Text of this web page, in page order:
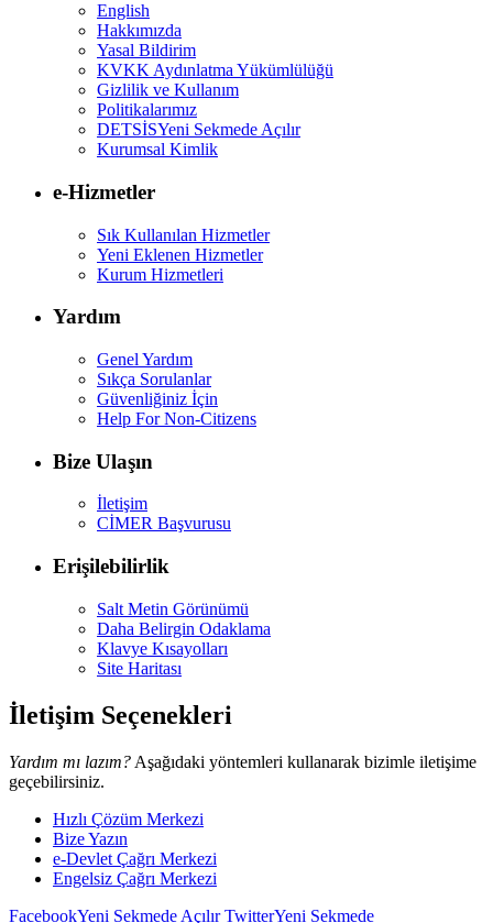
English
Hakkımızda
Yasal Bildirim
KVKK Aydınlatma Yükümlülüğü
Gizlilik ve Kullanım
Politikalarımız
DETSİSYeni Sekmede Açılır
Kurumsal Kimlik
e-Hizmetler
Sık Kullanılan Hizmetler
Yeni Eklenen Hizmetler
Kurum Hizmetleri
Yardım
Genel Yardım
Sıkça Sorulanlar
Güvenliğiniz İçin
Help For Non-Citizens
Bize Ulaşın
İletişim
CİMER Başvurusu
Erişilebilirlik
Salt Metin Görünümü
Daha Belirgin Odaklama
Klavye Kısayolları
Site Haritası
İletişim Seçenekleri
Yardım mı lazım? Aşağıdaki yöntemleri kullanarak bizimle iletişime
geçebilirsiniz.
Hızlı Çözüm Merkezi
Bize Yazın
e-Devlet Çağrı Merkezi
Engelsiz Çağrı Merkezi
FacebookYeni Sekmede AçılırTwitterYeni Sekmede